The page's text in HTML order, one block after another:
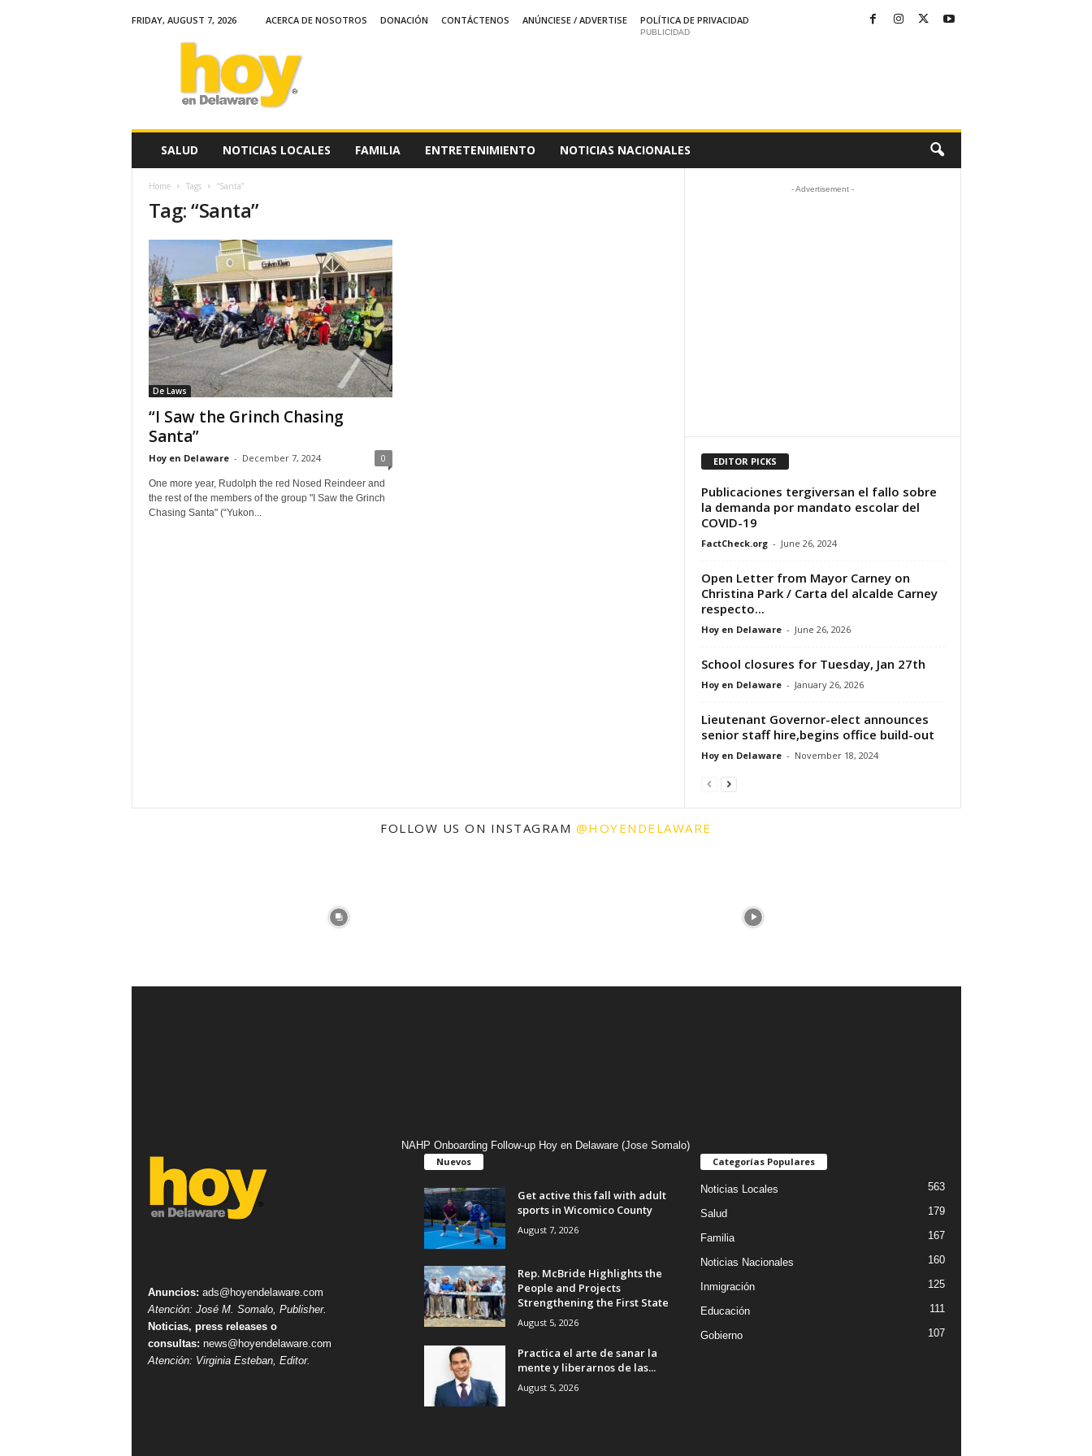
FRIDAY, AUGUST 7, 2026 ACERCA DE NOSOTROS DONACIÓN CONTÁCTENOS ANÚNCIESE / ADVERTISE
POLÍTICA DE PRIVACIDAD
PUBLICIDAD
SALUD NOTICIAS LOCALES FAMILIA ENTRETENIMIENTO NOTICIAS NACIONALES
Home Tags “Santa”
Tag: “Santa”
De Laws
“I Saw the Grinch Chasing
Santa”
Hoy en Delaware - December 7, 2024 0
One more year, Rudolph the red Nosed Reindeer and
the rest of the members of the group "I Saw the Grinch
Chasing Santa" (“Yukon...
- Advertisement -
EDITOR PICKS
Publicaciones tergiversan el fallo sobre
la demanda por mandato escolar del
COVID-19
FactCheck.org - June 26, 2024
Open Letter from Mayor Carney on
Christina Park / Carta del alcalde Carney
respecto...
Hoy en Delaware - June 26, 2026
School closures for Tuesday, Jan 27th
Hoy en Delaware - January 26, 2026
Lieutenant Governor-elect announces
senior staff hire,begins office build-out
Hoy en Delaware - November 18, 2024
FOLLOW US ON INSTAGRAM @HOYENDELAWARE
NAHP Onboarding Follow-up Hoy en Delaware (Jose Somalo)
Anuncios: ads@hoyendelaware.com
Atención: José M. Somalo, Publisher.
Noticias, press releases o
consultas: news@hoyendelaware.com
Atención: Virginia Esteban, Editor.
Nuevos
Get active this fall with adult
sports in Wicomico County
August 7, 2026
Rep. McBride Highlights the
People and Projects
Strengthening the First State
August 5, 2026
Practica el arte de sanar la
mente y liberarnos de las...
August 5, 2026
Categorías Populares
Noticias Locales 563
Salud 179
Familia 167
Noticias Nacionales 160
Inmigración 125
Educación 111
Gobierno 107